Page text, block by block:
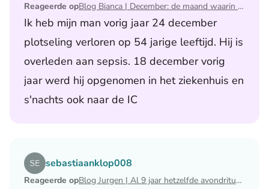
Reageerde op Blog Bianca | December: de maand waarin ik mijn man verloor
Ik heb mijn man vorig jaar 24 december
plotseling verloren op 54 jarige leeftijd. Hij is
overleden aan sepsis. 18 december vorig
jaar werd hij opgenomen in het ziekenhuis en
s'nachts ook naar de IC
sebastiaanklop008
Reageerde op Blog Jurgen | Al 9 jaar hetzelfde avondritueel
Lees het artikel Blog Jurgen | Al 9 jaar hetzelfde